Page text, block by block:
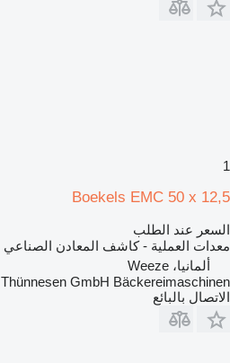
1
Boekels EMC 50 x 12,5
السعر عند الطلب
معدات العملية - كاشف المعادن الصناعي
ألمانيا، Weeze
Thünnesen GmbH Bäckereimaschinen
الاتصال بالبائع